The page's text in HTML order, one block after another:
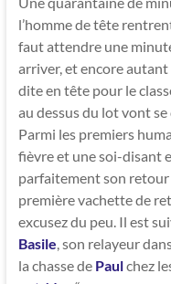
l’homme de tête
faut attendre une
arriver, et encore
dite en tête pour le
au dessus du lot vont
Parmi les premiers
fièvre et une soi-disant
parfaitement son
première vachette de
excusez du peu. Il est
Basile, son relayeur
la chasse de Paulchez